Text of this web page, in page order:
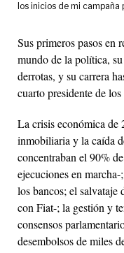
los inicios de mi
Sus primeros pasos en
mundo de la política,
derrotas, y su carrera
cuarto presidente de
La crisis económica de
inmobiliaria y la caída
concentraban el 90%
ejecuciones en
los bancos; el
con Fiat-; la gestión y
consensos
desembolsos de miles